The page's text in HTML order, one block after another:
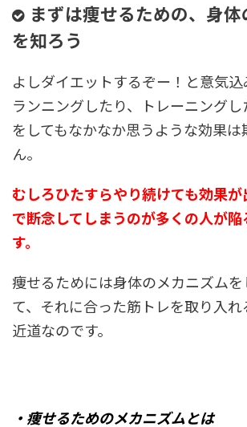
まずは痩せるための、身
を知ろう
よしダイエットするぞー！と意気
ランニングしたり、トレーニング
をしてもなかなか思うような効果は
ん。
むしろひたすらやり続けても効果
で断念してしまうのが多くの人が陥
す。
痩せるためには身体のメカニズム
て、それに合った筋トレを取り入
近道なのです。
・痩せるためのメカニズムとは